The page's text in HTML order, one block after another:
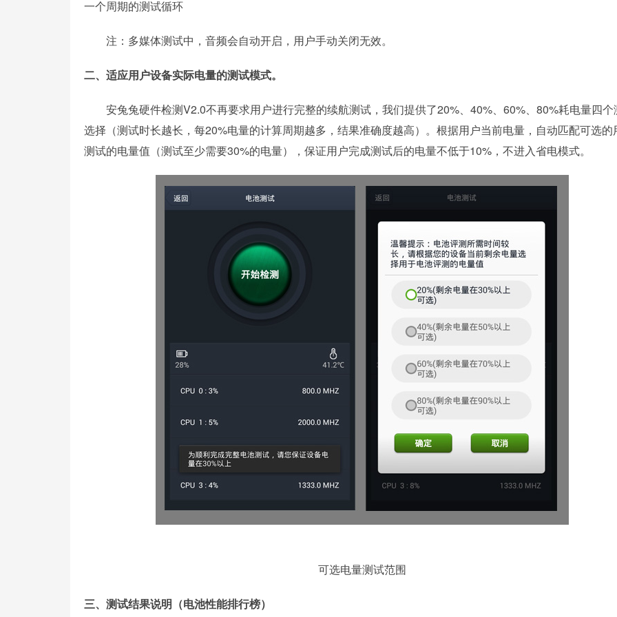
一个周期的测试循环
注：多媒体测试中，音频会自动开启，用户手动关闭无效。
二、适应用户设备实际电量的测试模式。
安兔兔硬件检测V2.0不再要求用户进行完整的续航测试，我们提供了20%、40%、60%、80%耗电量四个
选择（测试时长越长，每20%电量的计算周期越多，结果准确度越高）。根据用户当前电量，自动匹配可选的
测试的电量值（测试至少需要30%的电量），保证用户完成测试后的电量不低于10%，不进入省电模式。
可选电量测试范围
三、测试结果说明（电池性能排行榜）